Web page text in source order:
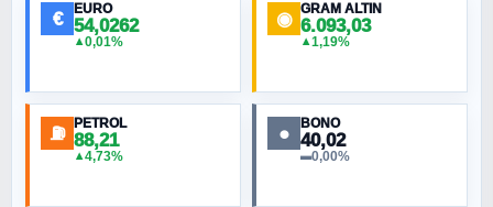
MURAT ÖZKAN
NURETTIN BÖLÜK
€ EURO
54,0262
▲0,01%
◉ GRAM ALTIN
6.093,03
▲1,19%
⛽ PETROL
88,21
▲4,73%
● BONO
40,02
▬0,00%